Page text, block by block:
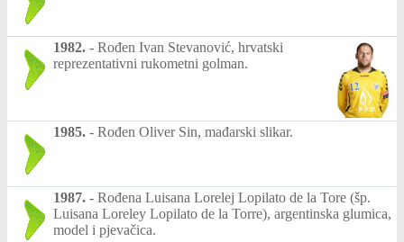
1982. - Rođen Ivan Stevanović, hrvatski
reprezentativni rukometni golman.
1985. - Rođen Oliver Sin, mađarski slikar.
1987. - Rođena Luisana Lorelej Lopilato de la Tore (šp.
Luisana Loreley Lopilato de la Torre), argentinska glumica,
model i pjevačica.